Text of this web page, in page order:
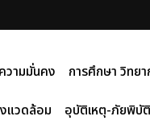
ามมั่นคง การศึกษา วิทยา
แวดล้อม อุบัติเหตุ-ภัยพิบัติ